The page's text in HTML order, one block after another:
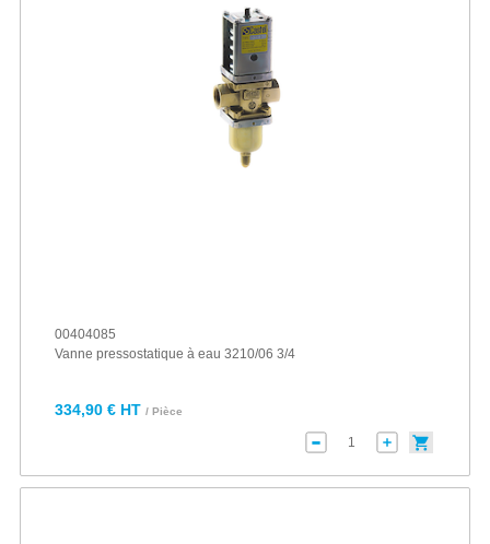
00404085
Vanne pressostatique à eau 3210/06 3/4
334,90 € HT / Pièce